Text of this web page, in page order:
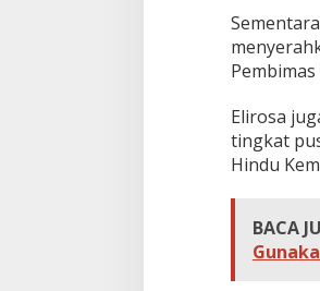
Elirosa
tingkat
Hindu
BACA